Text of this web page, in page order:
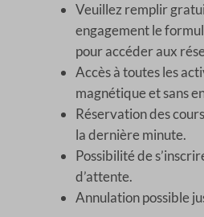
Veuillez remplir
engagement le
pour accéder aux
Accès à toutes les
magnétique et sans
Réservation des
la dernière minute.
Possibilité de
d’attente.
Annulation possible